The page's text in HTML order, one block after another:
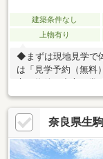
建築条件なし
上物有り
◆まずは現地見学で
は「見学予約（無料
ーネット未公開物件
社へお問合せ下さい
は1社完結でお住替
に☆ ◆住宅ローンのご相談もお任せ下さい！お勤め先や勤続年
数、ご年収等によ
奈良県生